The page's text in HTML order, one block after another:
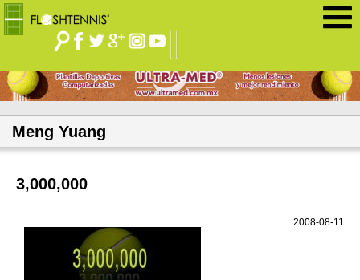
Meng Yuang
3,000,000
2008-08-11